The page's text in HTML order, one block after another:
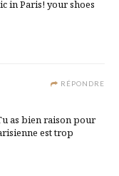
in Paris! your shoes
RÉPONDRE
as bien raison pour
est trop